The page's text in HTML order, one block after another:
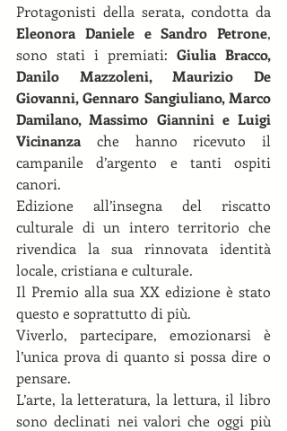
Eleonora Daniele e Sandro Petrone,
sono stati i premiati: Giulia Bracco,
Danilo Mazzoleni, Maurizio De
Giovanni, Gennaro Sangiuliano, Marco
Damilano, Massimo Giannini e Luigi
Vicinanza che hanno ricevuto il
campanile d’argento e tanti ospiti
canori.
Edizione all’insegna del riscatto
culturale di un intero territorio che
rivendica la sua rinnovata identità
locale, cristiana e culturale.
Il Premio alla sua XX edizione è stato
questo e soprattutto di più.
Viverlo, partecipare, emozionarsi è
l’unica prova di quanto si possa dire o
pensare.
L’arte, la letteratura, la lettura, il libro
sono declinati nei valori che oggi più